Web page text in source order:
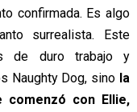
confirmada. Es algo
surrealista. Este
de duro trabajo y
Naughty Dog, sino la
comenzó con Ellie,